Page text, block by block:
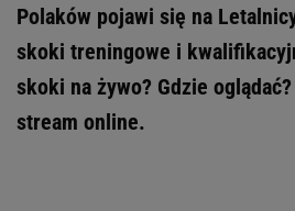
Polaków pojawi się na
skoki treningowe i
skoki na żywo? Gdzie
stream online.